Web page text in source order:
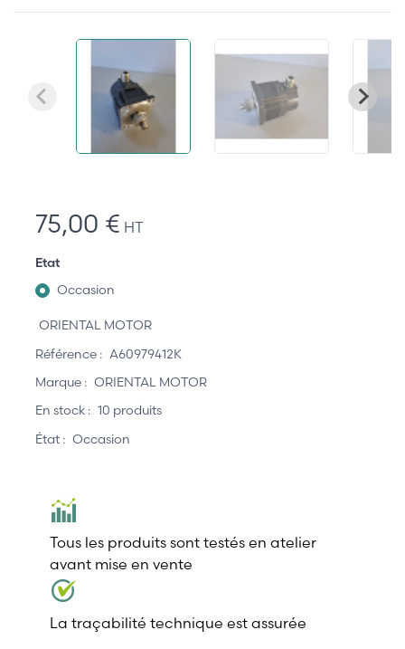
75,00 € HT
Etat
Occasion
ORIENTAL MOTOR
Référence : A60979412K
Marque : ORIENTAL MOTOR
En stock : 10 produits
État : Occasion
Tous les produits sont testés en atelier
avant mise en vente
La traçabilité technique est assurée